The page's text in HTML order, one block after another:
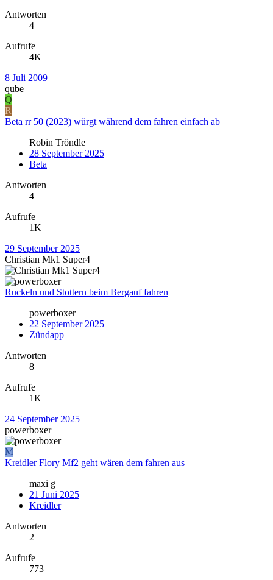
Antworten
4
Aufrufe
4K
8 Juli 2009
qube
Q
R
Beta rr 50 (2023) würgt während dem fahren einfach ab
Robin Tröndle
28 September 2025
Beta
Antworten
4
Aufrufe
1K
29 September 2025
Christian Mk1 Super4
Ruckeln und Stottern beim Bergauf fahren
powerboxer
22 September 2025
Zündapp
Antworten
8
Aufrufe
1K
24 September 2025
powerboxer
M
Kreidler Flory Mf2 geht wären dem fahren aus
maxi g
21 Juni 2025
Kreidler
Antworten
2
Aufrufe
773